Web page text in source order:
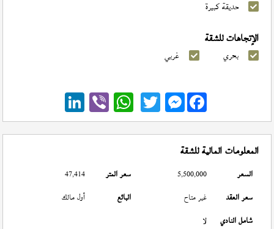
حديقة كبيرة
الإتجاهات للشقة
بحري غربي
Messenger
المعلومات المالية للشقة
السعر 5,500,000 سعر المتر
47,414
سعر العقد
غير متاح البائع
أول مالك
شامل النادي
لا